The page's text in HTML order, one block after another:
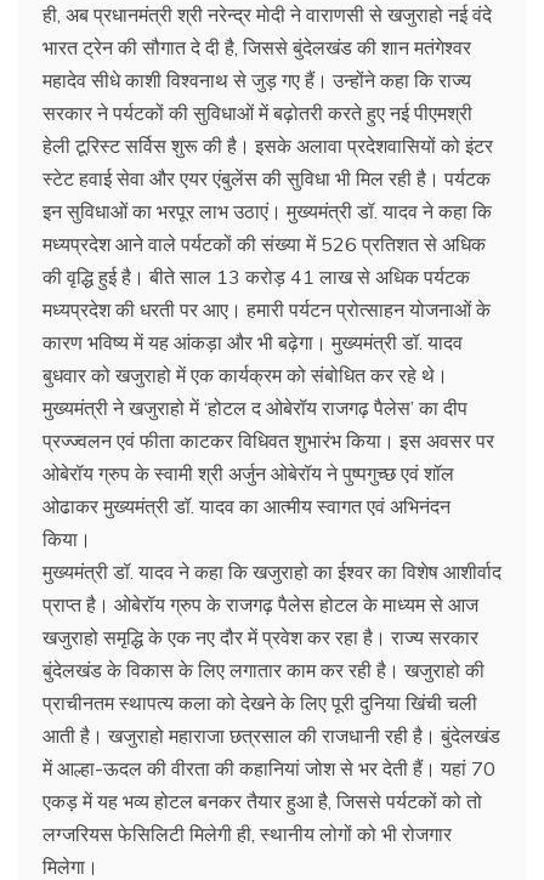
ही, अब प्रधानमंत्री श्री नरेन्द्र मोदी ने वाराणसी से खजुराहो नई वंदे
भारत ट्रेन की सौगात दे दी है, जिससे बुंदेलखंड की शान मतंगेश्वर
महादेव सीधे काशी विश्वनाथ से जुड़ गए हैं। उन्होंने कहा कि राज्य
सरकार ने पर्यटकों की सुविधाओं में बढ़ोतरी करते हुए नई पीएमश्री
हेली टूरिस्ट सर्विस शुरू की है। इसके अलावा प्रदेशवासियों को इंटर
स्टेट हवाई सेवा और एयर एंबुलेंस की सुविधा भी मिल रही है। पर्यटक
इन सुविधाओं का भरपूर लाभ उठाएं। मुख्यमंत्री डॉ. यादव ने कहा कि
मध्यप्रदेश आने वाले पर्यटकों की संख्या में 526 प्रतिशत से अधिक
की वृद्धि हुई है। बीते साल 13 करोड़ 41 लाख से अधिक पर्यटक
मध्यप्रदेश की धरती पर आए। हमारी पर्यटन प्रोत्साहन योजनाओं के
कारण भविष्य में यह आंकड़ा और भी बढ़ेगा। मुख्यमंत्री डॉ. यादव
बुधवार को खजुराहो में एक कार्यक्रम को संबोधित कर रहे थे।
मुख्यमंत्री ने खजुराहो में ‘होटल द ओबेरॉय राजगढ़ पैलेस’ का दीप
प्रज्ज्वलन एवं फीता काटकर विधिवत शुभारंभ किया। इस अवसर पर
ओबेरॉय ग्रुप के स्वामी श्री अर्जुन ओबेरॉय ने पुष्पगुच्छ एवं शॉल
ओढाकर मुख्यमंत्री डॉ. यादव का आत्मीय स्वागत एवं अभिनंदन
किया।
मुख्यमंत्री डॉ. यादव ने कहा कि खजुराहो का ईश्वर का विशेष आशीर्वाद
प्राप्त है। ओबेरॉय ग्रुप के राजगढ़ पैलेस होटल के माध्यम से आज
खजुराहो समृद्धि के एक नए दौर में प्रवेश कर रहा है। राज्य सरकार
बुंदेलखंड के विकास के लिए लगातार काम कर रही है। खजुराहो की
प्राचीनतम स्थापत्य कला को देखने के लिए पूरी दुनिया खिंची चली
आती है। खजुराहो महाराजा छत्रसाल की राजधानी रही है। बुंदेलखंड
में आल्हा-ऊदल की वीरता की कहानियां जोश से भर देती हैं। यहां 70
एकड़ में यह भव्य होटल बनकर तैयार हुआ है, जिससे पर्यटकों को तो
लग्जरियस फेसिलिटी मिलेगी ही, स्थानीय लोगों को भी रोजगार
मिलेगा।